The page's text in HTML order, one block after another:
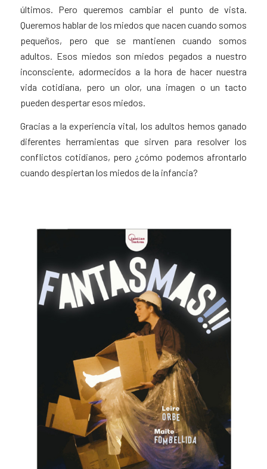
últimos. Pero queremos cambiar el punto de vista.
Queremos hablar de los miedos que nacen cuando somos
pequeños, pero que se mantienen cuando somos
adultos. Esos miedos son miedos pegados a nuestro
inconsciente, adormecidos a la hora de hacer nuestra
vida cotidiana, pero un olor, una imagen o un tacto
pueden despertar esos miedos.
Gracias a la experiencia vital, los adultos hemos ganado
diferentes herramientas que sirven para resolver los
conflictos cotidianos, pero ¿cómo podemos afrontarlo
cuando despiertan los miedos de la infancia?